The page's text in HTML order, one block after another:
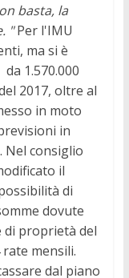
basta, la
"Per l'IMU
ma si è
1.570.000
2017, oltre al
in moto
in
Nel consiglio
il
di
dovute
di proprietà del
mensili.
dal piano